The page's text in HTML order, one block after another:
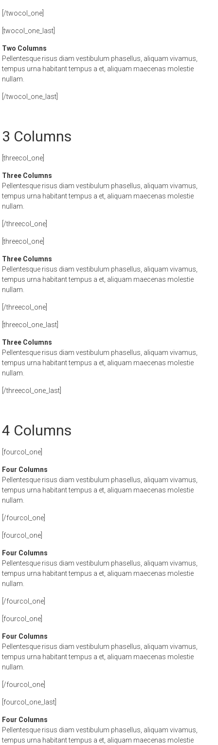
[/twocol_one]
[twocol_one_last]
Two Columns
Pellentesque risus diam vestibulum phasellus, aliquam vivamus,
tempus urna habitant tempus a et, aliquam maecenas molestie
nullam.
[/twocol_one_last]
3 Columns
[threecol_one]
Three Columns
Pellentesque risus diam vestibulum phasellus, aliquam vivamus,
tempus urna habitant tempus a et, aliquam maecenas molestie
nullam.
[/threecol_one]
[threecol_one]
Three Columns
Pellentesque risus diam vestibulum phasellus, aliquam vivamus,
tempus urna habitant tempus a et, aliquam maecenas molestie
nullam.
[/threecol_one]
[threecol_one_last]
Three Columns
Pellentesque risus diam vestibulum phasellus, aliquam vivamus,
tempus urna habitant tempus a et, aliquam maecenas molestie
nullam.
[/threecol_one_last]
4 Columns
[fourcol_one]
Four Columns
Pellentesque risus diam vestibulum phasellus, aliquam vivamus,
tempus urna habitant tempus a et, aliquam maecenas molestie
nullam.
[/fourcol_one]
[fourcol_one]
Four Columns
Pellentesque risus diam vestibulum phasellus, aliquam vivamus,
tempus urna habitant tempus a et, aliquam maecenas molestie
nullam.
[/fourcol_one]
[fourcol_one]
Four Columns
Pellentesque risus diam vestibulum phasellus, aliquam vivamus,
tempus urna habitant tempus a et, aliquam maecenas molestie
nullam.
[/fourcol_one]
[fourcol_one_last]
Four Columns
Pellentesque risus diam vestibulum phasellus, aliquam vivamus,
tempus urna habitant tempus a et, aliquam maecenas molestie